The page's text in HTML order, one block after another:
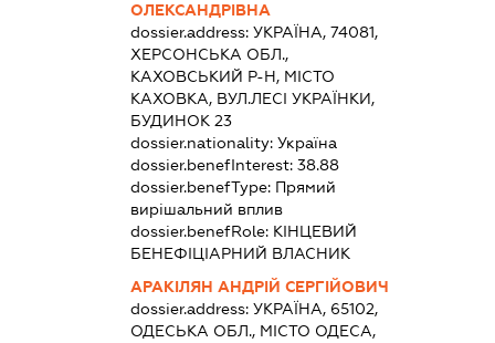
ОЛЕКСАНДРІВНА
dossier.address:УКРАЇНА, 74081,
ХЕРСОНСЬКА ОБЛ.,
КАХОВСЬКИЙ Р-Н, МІСТО
КАХОВКА, ВУЛ.ЛЕСІ УКРАЇНКИ,
БУДИНОК 23
dossier.nationality:Україна
dossier.benefInterest:38.88
dossier.benefType: Прямий
вирішальний вплив
dossier.benefRole: КІНЦЕВИЙ
БЕНЕФІЦІАРНИЙ ВЛАСНИК
АРАКІЛЯН АНДРІЙ СЕРГІЙОВИЧ
dossier.address:УКРАЇНА, 65102,
ОДЕСЬКА ОБЛ., МІСТО ОДЕСА,